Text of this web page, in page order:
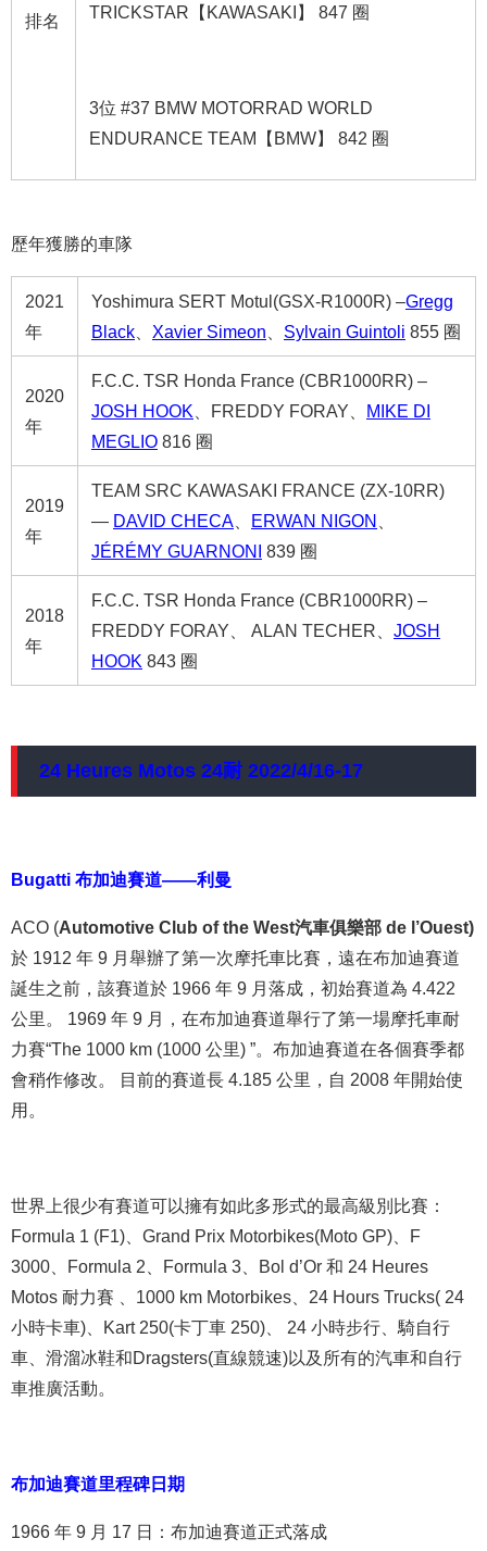
排名
TRICKSTAR【KAWASAKI】 847 圈
3位 #37 BMW MOTORRAD WORLD
ENDURANCE TEAM【BMW】 842 圈
歷年獲勝的車隊
2021
年
Yoshimura SERT Motul(GSX-R1000R) –Gregg
Black
Xavier Simeon Sylvain Guintoli 855 圈
2020
年
F.C.C. TSR Honda France (CBR1000RR) –
JOSH HOOK 、FREDDY FORAY、
MIKE DI
MEGLIO 816 圈
2019
年
TEAM SRC KAWASAKI FRANCE (ZX-10RR)
― DAVID CHECA ERWAN NIGON
JÉRÉMY GUARNONI
839 圈
2018
年
F.C.C. TSR Honda France (CBR1000RR) –
FREDDY FORAY、 ALAN TECHER、 JOSH
HOOK 843 圈
24 Heures Motos 24耐 2022/4/16-17
Bugatti 布加迪賽道——利曼
ACO (Automotive Club of the West汽車俱樂部 de l’Ouest)
於 1912 年 9 月舉辦了第一次摩托車比賽，遠在布加迪賽道
誕生之前，該賽道於 1966 年 9 月落成，初始賽道為 4.422
公里。 1969 年 9 月，在布加迪賽道舉行了第一場摩托車耐
力賽“The 1000 km (1000 公里) ”。布加迪賽道在各個賽季都
會稍作修改。 目前的賽道長 4.185 公里，自 2008 年開始使
用。
世界上很少有賽道可以擁有如此多形式的最高級別比賽：
Formula 1 (F1)、Grand Prix Motorbikes(Moto GP)、F
3000、Formula 2、Formula 3、Bol d’Or 和 24 Heures
Motos 耐力賽 、1000 km Motorbikes、24 Hours Trucks( 24
小時卡車)、Kart 250(卡丁車 250)、 24 小時步行、騎自行
車、滑溜冰鞋和Dragsters(直線競速)以及所有的汽車和自行
車推廣活動。
布加迪賽道里程碑日期
1966 年 9 月 17 日：布加迪賽道正式落成